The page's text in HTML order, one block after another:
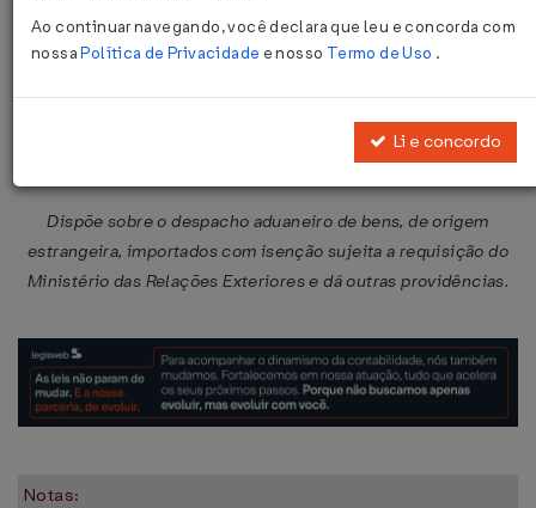
Instrução Normativa SRF nº 120 de
Dispõe sobre o despacho aduaneiro de bens, de origem
estrangeira, importados com isenção sujeita a requisição do
Ministério das Relações Exteriores e dá outras providências.
Notas:
Ao continuar navegando, você declara que leu e concorda com
nossaPolítica de Privacidade e nosso Termo de Uso .
Li e concordo